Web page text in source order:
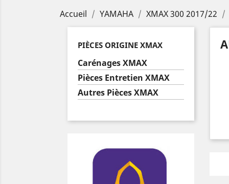
Accueil YAMAHA XMAX 300 2017/22
PIÈCES ORIGINE XMAX
Carénages XMAX
Pièces Entretien XMAX
Autres Pièces XMAX